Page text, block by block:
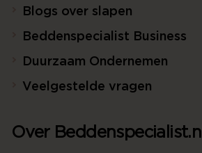
Blogs over slapen
Beddenspecialist Business
Duurzaam Ondernemen
Veelgestelde vragen
Over Beddenspecialist.nl